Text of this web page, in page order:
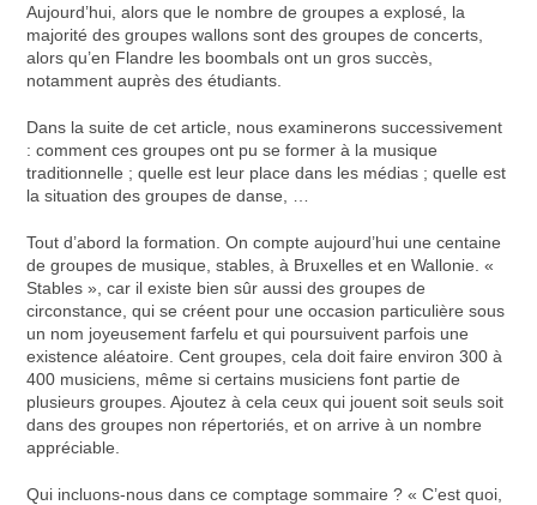
Aujourd’hui, alors que le nombre de groupes a explosé, la
majorité des groupes wallons sont des groupes de concerts,
alors qu’en Flandre les boombals ont un gros succès,
notamment auprès des étudiants.
Dans la suite de cet article, nous examinerons successivement
: comment ces groupes ont pu se former à la musique
traditionnelle ; quelle est leur place dans les médias ; quelle est
la situation des groupes de danse, …
Tout d’abord la formation. On compte aujourd’hui une centaine
de groupes de musique, stables, à Bruxelles et en Wallonie. «
Stables », car il existe bien sûr aussi des groupes de
circonstance, qui se créent pour une occasion particulière sous
un nom joyeusement farfelu et qui poursuivent parfois une
existence aléatoire. Cent groupes, cela doit faire environ 300 à
400 musiciens, même si certains musiciens font partie de
plusieurs groupes. Ajoutez à cela ceux qui jouent soit seuls soit
dans des groupes non répertoriés, et on arrive à un nombre
appréciable.
Qui incluons-nous dans ce comptage sommaire ? « C’est quoi,